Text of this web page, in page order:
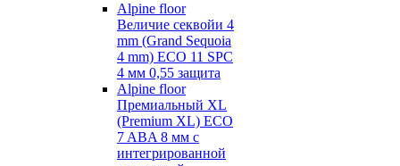
Alpine floor
Величие секвойи 4
mm (Grand Sequoia
4 mm) ECO 11 SPC
4 мм 0,55 защита
Alpine floor
Премиальный XL
(Premium XL) ECO
7 ABA 8 мм с
интегрированной